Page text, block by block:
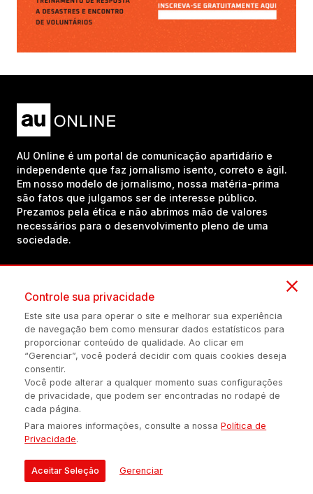
AU Online é um portal de comunicação apartidário e
independente que faz jornalismo isento, correto e ágil.
Em nosso modelo de jornalismo, nossa matéria-prima
são fatos que julgamos ser de interesse público.
Prezamos pela ética e não abrimos mão de valores
necessários para o desenvolvimento pleno de uma
sociedade.
(54) 98434-8385
Política de privacidade Configuração de Cookies Quem Somos
É proibida a reprodução do conteúdo desta página em qualquer
meio de comunicação, eletrônico ou impreso, sem autorização
© 2026 AUONLINE COMUNICAÇÃO EIRELI - CNPJ: 17.375.200/0001-
Controle sua privacidade
Este site usa para operar o site e melhorar sua experiência
de navegação bem como mensurar dados estatísticos para
proporcionar conteúdo de qualidade. Ao clicar em
“Gerenciar”, você poderá decidir com quais cookies deseja
consentir.
Você pode alterar a qualquer momento suas configurações
de privacidade, que podem ser encontradas no rodapé de
cada página.
Para maiores informações, consulte a nossaPolítica de
Privacidade.
Aceitar Seleção Gerenciar